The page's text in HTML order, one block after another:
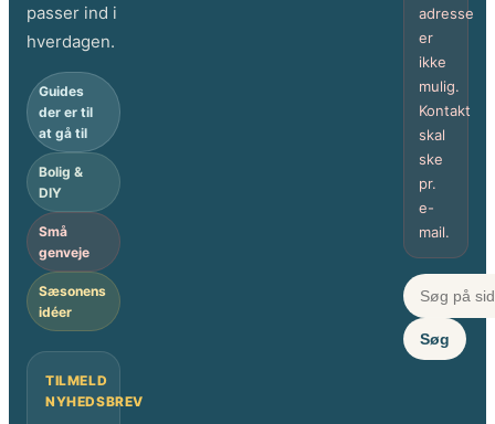
passer ind i
hverdagen.
Guides
der er til
at gå til
Bolig &
DIY
Små
genveje
Sæsonens
idéer
TILMELD
NYHEDSBREV
adresse
er
ikke
mulig.
Kontakt
skal
ske
pr.
e-
mail.
Søg